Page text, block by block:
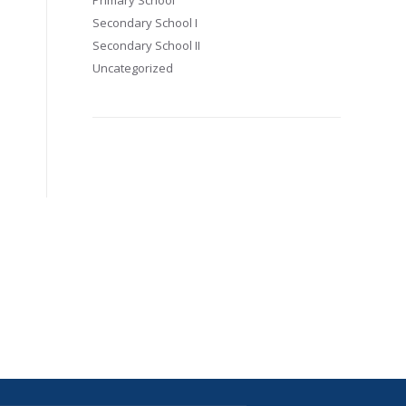
Secondary School I
Secondary School II
Uncategorized